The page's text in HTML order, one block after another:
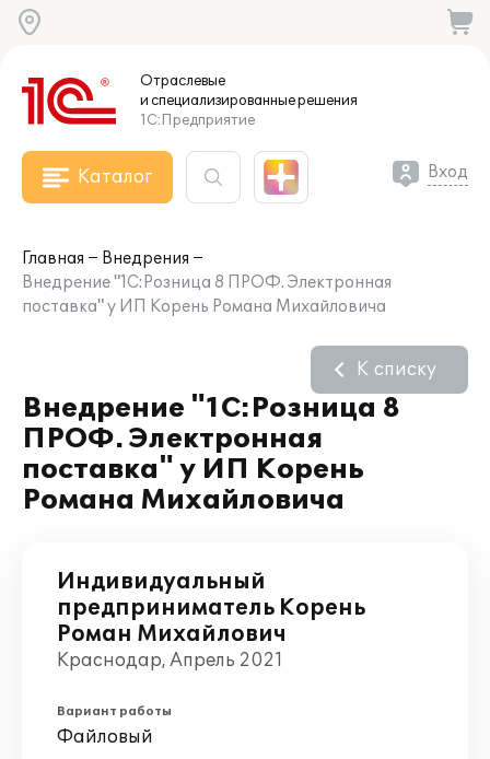
Отраслевые
и специализированныерешения
1С:Предприятие
Каталог Вход
Главная
Внедрения
Внедрение "1С:Розница 8 ПРОФ. Электронная
поставка" у ИП Корень Романа Михайловича
Внедрение "1С:Розница 8
ПРОФ. Электронная
поставка" у ИП Корень
Романа Михайловича
К списку
Индивидуальный
предприниматель Корень
Роман Михайлович
Краснодар, Апрель 2021
Вариант работы
Файловый